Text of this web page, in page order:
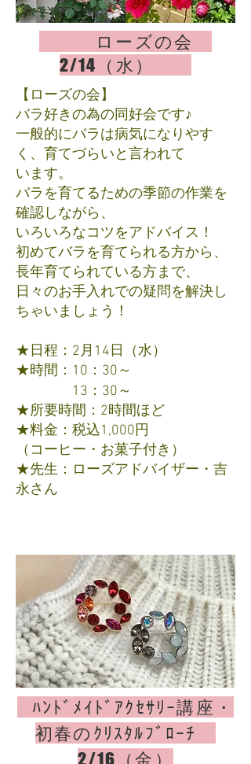
ローズの会
2/14（水）
【ローズの会】
バラ好きの為の同好会です♪
​一般的にバラは病気になりやす
く、育てづらいと言われて
います。
バラを育てるための季節の作業を
確認しながら、
いろいろなコツをアドバイス！
初めてバラを育てられる方から、
長年育てられている方まで、
日々のお手入れでの疑問を解決し
ちゃいましょう！
★日程：2月14日（水）
★時間： 10：30～
13：30～
★所要時間：2時間ほど
★料金：税込1,000円
（コーヒー・お菓子付き）
★先生：ローズアドバイザー・吉
永さん
ﾊﾝﾄﾞﾒｲﾄﾞｱｸｾｻﾘｰ講座・
初春のｸﾘｽﾀﾙﾌﾞﾛｰﾁ
2/16（金）